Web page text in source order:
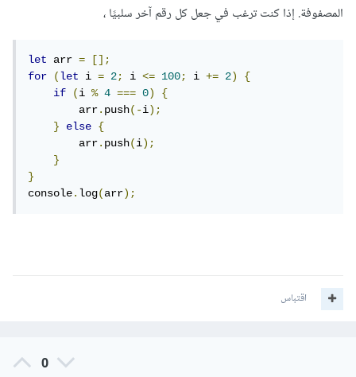
المصفوفة. إذا كنت ترغب في جعل كل رقم آخر سلبيًا ،
let arr =
[];
for
(let i = 2; i <= 100; i += 2)
{
if
(i % 4 === 0)
{
        arr
.push(-i);
}
else
{
        arr
.push(i);
}
}
console.log(arr);
اقتباس
0